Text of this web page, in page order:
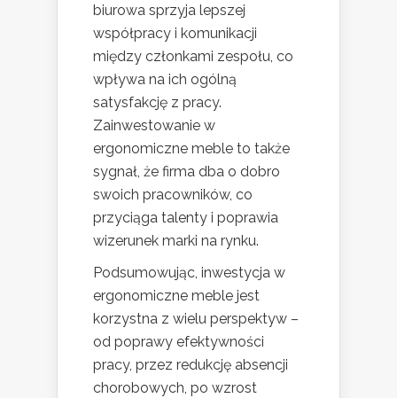
biurowa sprzyja lepszej
współpracy i komunikacji
między członkami zespołu, co
wpływa na ich ogólną
satysfakcję z pracy.
Zainwestowanie w
ergonomiczne meble to także
sygnał, że firma dba o dobro
swoich pracowników, co
przyciąga talenty i poprawia
wizerunek marki na rynku.
Podsumowując, inwestycja w
ergonomiczne meble jest
korzystna z wielu perspektyw –
od poprawy efektywności
pracy, przez redukcję absencji
chorobowych, po wzrost